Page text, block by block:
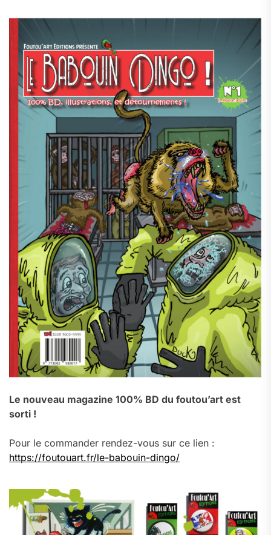
Le nouveau magazine 100% BD du foutou’art est
sorti !
Pour le commander rendez-vous sur ce lien :
https://foutouart.fr/le-babouin-dingo/